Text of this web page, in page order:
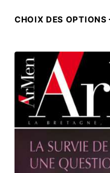
CHOIX DES OPTIONS